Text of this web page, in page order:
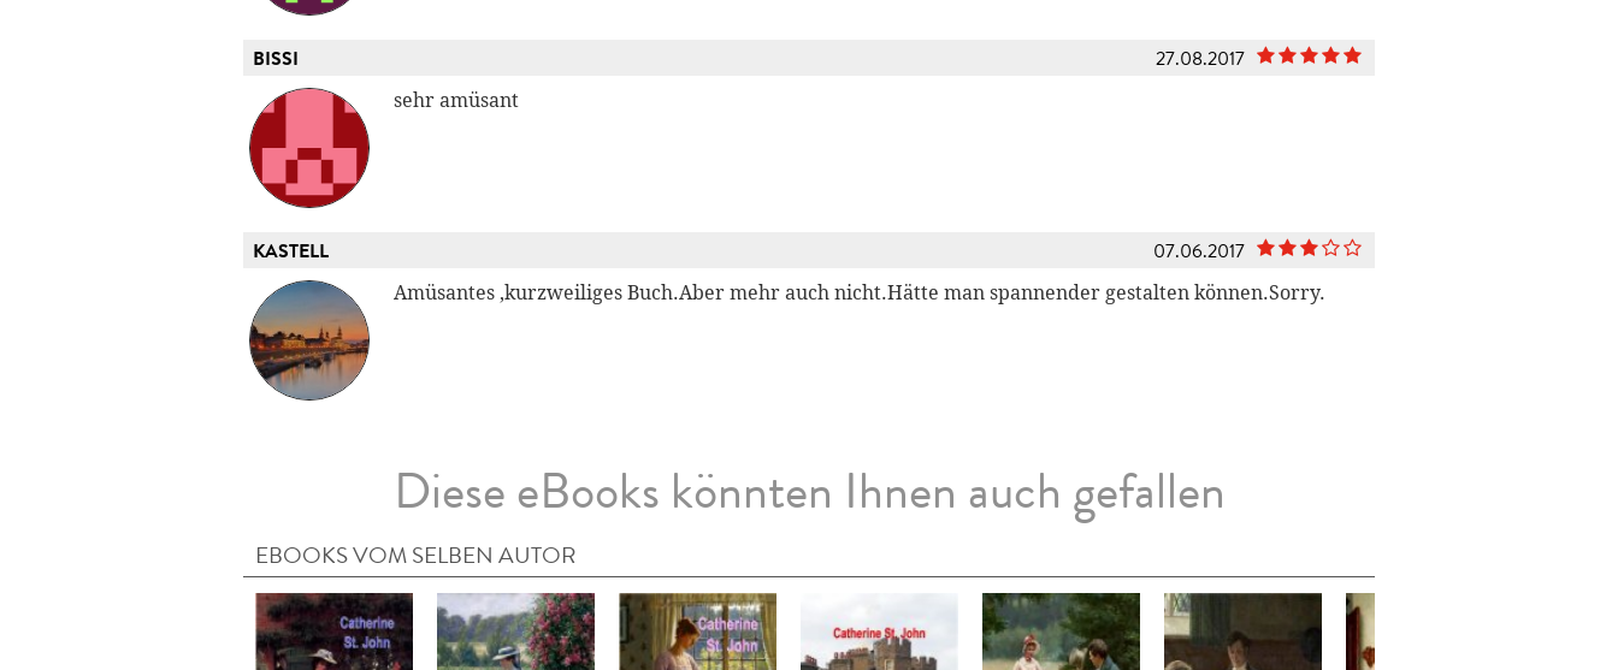
BISSI 27.08.2017
sehr amüsant
KASTELL 07.06.2017
Amüsantes ,kurzweiliges Buch.Aber mehr auch nicht.Hätte man spannender gestalten können.Sorry.
Diese eBooks könnten Ihnen auch gefallen
EBOOKS VOM SELBEN AUTOR